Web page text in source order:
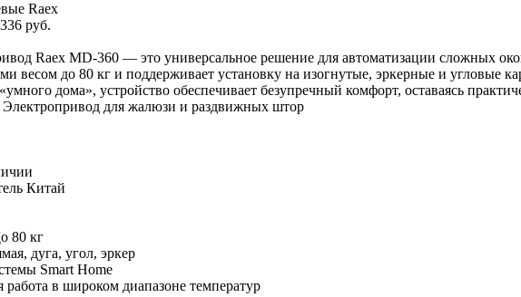
Raex
руб.
Raex MD-360 — это универсальное решение для автоматизации сложных
весом до 80 кг и поддерживает установку на изогнутые, эркерные и угловые
дома», устройство обеспечивает безупречный комфорт, оставаясь
Электропривод для жалюзи и раздвижных штор
Китай
80 кг
дуга, угол, эркер
Smart Home
работа в широком диапазоне температур